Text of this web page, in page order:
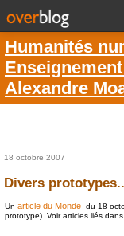
Humanités
Alexandre
18 octobre 2007
Divers
Un article du Monde du 18
prototype). Voir articles liés